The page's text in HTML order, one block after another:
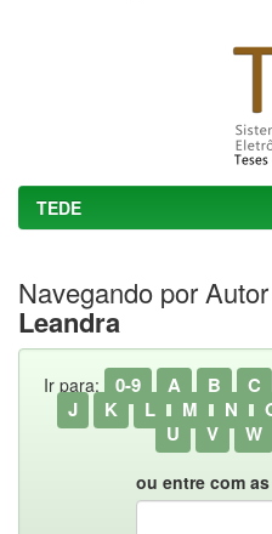
TEDE
Navegando por Autor
Leandra
Ir para: 0-9 A B C
J
K L M N
U
V W
ou entre com